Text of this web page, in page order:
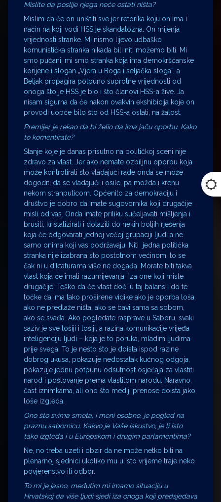
Mislite da poslije njega neće ostati ništa?
Mislim da će on uništiti sve jer retorika koju on ima i
način na koji vodi HSS je skandalozna. On mijenja
vrijednosti stranke. Mi nismo lijevo udbaško
komunistička stranka nikada bili niti možemo biti. Mi
smo pučani, mi smo stranka koja ima demokršćanske
korijene i slogan „Vjera u Boga i seljačka sloga“, a
Beljak propagira potpuno suprotne vrijednosti od
onoga što je HSS je bio i što članovi HSS-a žive. Ja
nisam sigurna da će nakon ovakvih ekshibicija koje on
provodi uopće bilo što od HSS-a ostati, na žalost.
Premijer je rekao da bi želio da ima jaču oporbu. Kako
to komentirate?
Stanje koje je danas prisutno na političkoj sceni nije
zdravo za vlast. Jer ako nemate ozbiljnu oporbu koja
može kontrolirati što vladajući rade onda se može
dogoditi da se vladajući i osile, pa možda i krenu
nekom stranputicom. Općenito za demokraciju i
društvo je dobro da imate sugovornika koji drugačije
misli od vas. Onda imate priliku sučeljavati mišljenja i
brusiti, kristalizirati i dolaziti do nekih boljih rješenja
koja će odgovarati jednoj većoj grupaciji ljudi a ne
samo onima koji vas podržavaju. Niti jedna politička
stranka nije izabrana sto postotnom većinom, to se
čak ni u diktaturama više ne događa. Morate biti takva
vlast koja će imati razumijevanja i za one koji misle
drugačije. Teško da će vlast doći u taj balans i do te
točke da ima tako proširene vidike ako je oporba loša,
ako ne predlaže ništa, ako se bavi sama sa sobom,
ako se svađa. Ako pogledate rasprave u Saboru, svaki
saziv je sve lošiji i lošiji, a razina komunikacije vrijeđa
inteligenciju ljudi – koja je to poruka, mladim ljudima
prije svega. To je nešto što je doista ispod razine
dobrog ukusa, pokazuje nedostatak kućnog odgoja,
pokazuje jednu potpunu odsutnost osjećaja za vlastiti
narod i poštovanje prema vlastitom narodu. Naravno,
čast iznimkama, ali ono što mediji prenose doista jako
loše izgleda.
Ono što svima smeta, i meni osobno, je pogled na
praznu sabornicu. Kakvo je Vaše iskustvo, je li isto
tako izgleda i u Europskom i drugim parlamentima?
Ne, no treba uzeti i obzir da ne može netko biti na
plenarnoj sjednici ukoliko mu u isto vrijeme traje neko
povjerenstvo ili odbor.
To mi je jasno, međutim mi imamo situaciju u
Hrvatskoj da više ljudi sjedi iza onoga koji predsjedava